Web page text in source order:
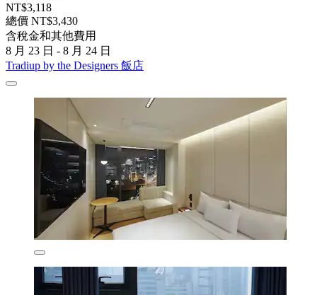
NT$3,118
總價 NT$3,430
含稅金和其他費用
8 月 23 日 - 8 月 24 日
Tradiup by the Designers 飯店